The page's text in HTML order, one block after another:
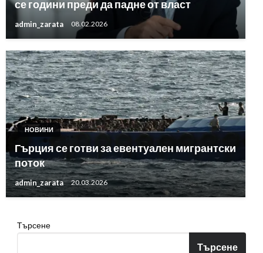
се години преди да падне от власт
admin_zarata 08.02.2026
НОВИНИ
Гърция се готви за евентуален мигрантски
поток
admin_zarata 20.03.2026
Търсене
Търсене